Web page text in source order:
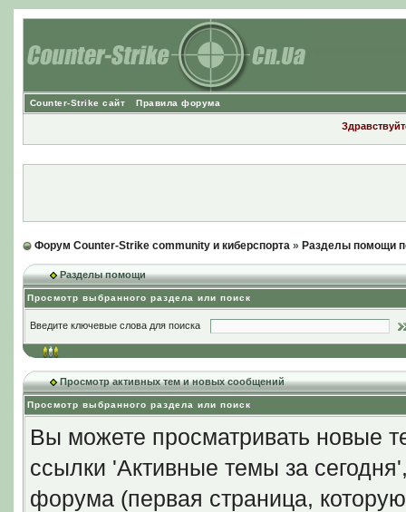
Counter-Strike сайт Правила форума
Форум Counter-Strike community и киберспорта» Разделы помощи
Разделы помощи
Просмотр выбранного раздела или поиск
Введите ключевые слова для поиска
Просмотр активных тем и новых сообщений
Просмотр выбранного раздела или поиск
Вы можете просматривать новые
ссылки 'Активные темы за
форума (первая страница,